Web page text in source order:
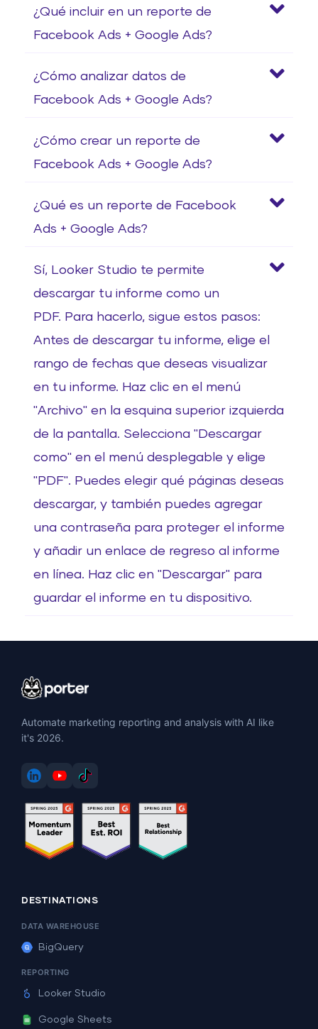
¿Qué incluir en un reporte de
Facebook Ads + Google Ads?
¿Cómo analizar datos de
Facebook Ads + Google Ads?
¿Cómo crear un reporte de
Facebook Ads + Google Ads?
¿Qué es un reporte de Facebook
Ads + Google Ads?
Sí, Looker Studio te permite
descargar tu informe como un
PDF. Para hacerlo, sigue estos pasos:
Antes de descargar tu informe, elige el
rango de fechas que deseas visualizar
en tu informe. Haz clic en el menú
"Archivo" en la esquina superior izquierda
de la pantalla. Selecciona "Descargar
como" en el menú desplegable y elige
"PDF". Puedes elegir qué páginas deseas
descargar, y también puedes agregar
una contraseña para proteger el informe
y añadir un enlace de regreso al informe
en línea. Haz clic en "Descargar" para
guardar el informe en tu dispositivo.
Automate marketing reporting and analysis with AI like
it's 2026.
DESTINATIONS
DATA WAREHOUSE
BigQuery
REPORTING
Looker Studio
Google Sheets